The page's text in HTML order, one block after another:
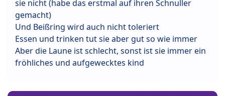
sie nicht (habe das erstmal auf ihren Schnuller
gemacht)
Und Beißring wird auch nicht toleriert
Essen und trinken tut sie aber gut so wie immer
Aber die Laune ist schlecht, sonst ist sie immer ein
fröhliches und aufgewecktes kind